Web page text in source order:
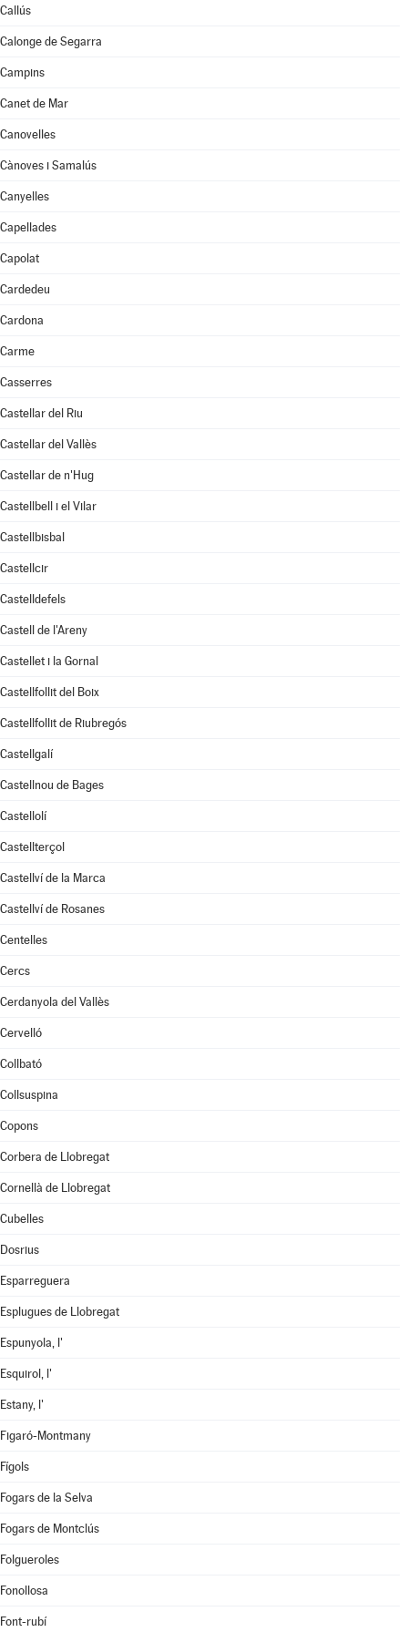
Callús
Calonge de Segarra
Campins
Canet de Mar
Canovelles
Cànoves i Samalús
Canyelles
Capellades
Capolat
Cardedeu
Cardona
Carme
Casserres
Castellar del Riu
Castellar del Vallès
Castellar de n'Hug
Castellbell i el Vilar
Castellbisbal
Castellcir
Castelldefels
Castell de l'Areny
Castellet i la Gornal
Castellfollit del Boix
Castellfollit de Riubregós
Castellgalí
Castellnou de Bages
Castellolí
Castellterçol
Castellví de la Marca
Castellví de Rosanes
Centelles
Cercs
Cerdanyola del Vallès
Cervelló
Collbató
Collsuspina
Copons
Corbera de Llobregat
Cornellà de Llobregat
Cubelles
Dosrius
Esparreguera
Esplugues de Llobregat
Espunyola, l'
Esquirol, l'
Estany, l'
Figaró-Montmany
Fígols
Fogars de la Selva
Fogars de Montclús
Folgueroles
Fonollosa
Font-rubí